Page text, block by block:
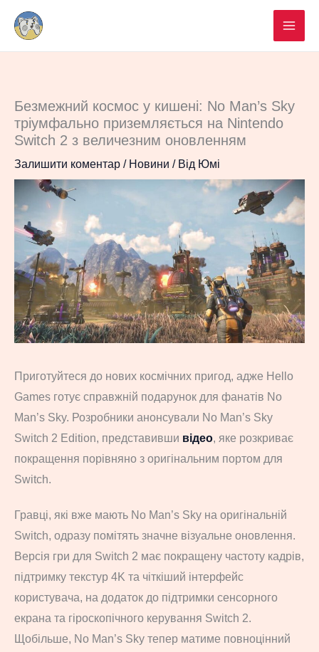
Перейти
вмісту
Безмежний космос у кишені: No Man’s Sky
тріумфально приземляється на Nintendo
Switch 2 з величезним оновленням
Залишити коментар / Новини / Від Юмі
Приготуйтеся до нових космічних пригод, адже Hello
Games готує справжній подарунок для фанатів No
Man’s Sky. Розробники анонсували No Man’s Sky
Switch 2 Edition, представивши відео, яке розкриває
покращення порівняно з оригінальним портом для
Switch.
Гравці, які вже мають No Man’s Sky на оригінальній
Switch, одразу помітять значне візуальне оновлення.
Версія гри для Switch 2 має покращену частоту кадрів,
підтримку текстур 4K та чіткіший інтерфейс
користувача, на додаток до підтримки сенсорного
екрана та гіроскопічного керування Switch 2.
Щобільше, No Man’s Sky тепер матиме повноцінний